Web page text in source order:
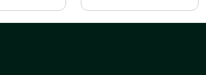
Empilhadeiras Capacidade de Carga até
5.000 Kg